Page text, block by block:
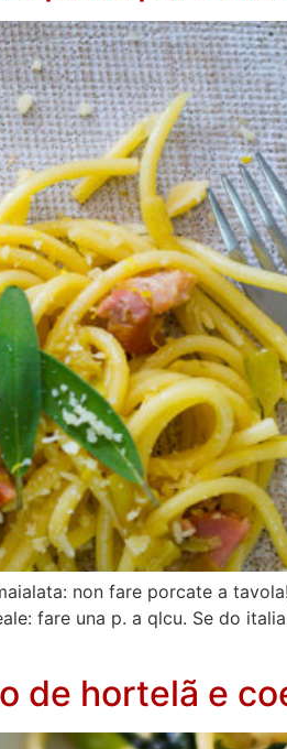
non fare porcate a
fare una p. a qlcu. Se do
de hortelã e